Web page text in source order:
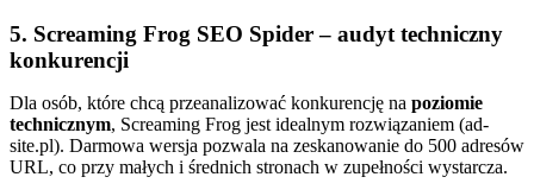
5. Screaming Frog SEO Spider – audyt techniczny
konkurencji
Dla osób, które chcą przeanalizować konkurencję na poziomie
technicznym, Screaming Frog jest idealnym rozwiązaniem (ad-
site.pl). Darmowa wersja pozwala na zeskanowanie do 500 adresów
URL, co przy małych i średnich stronach w zupełności wystarcza.